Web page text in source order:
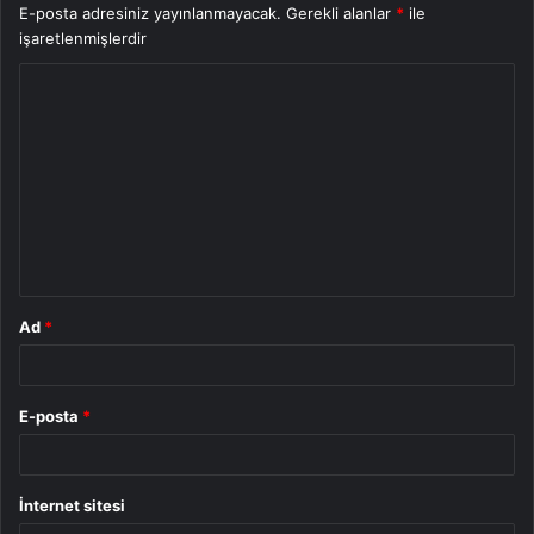
E-posta adresiniz yayınlanmayacak. Gerekli alanlar * ile
işaretlenmişlerdir
Ad *
E-posta *
İnternet sitesi